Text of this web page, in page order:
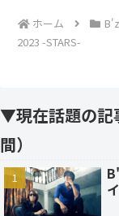
ホーム B'z
2023 -STARS-
▼現在話題の記
間）